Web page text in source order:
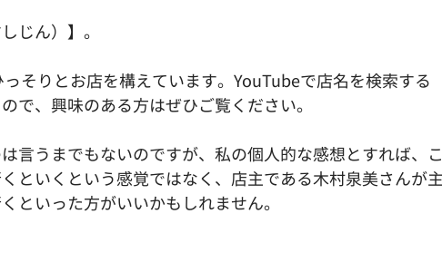
じん）】。
そりとお店を構えています。YouTubeで店名を検索する
で、興味のある方はぜひご覧ください。
言うまでもないのですが、私の個人的な感想とすれば、こ
といくという感覚ではなく、店主である木村泉美さんが主
といった方がいいかもしれません。